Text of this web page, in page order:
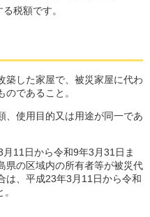
税額です。
築した家屋で、被災家屋に代わ
であること。
、使用目的又は用途が同一であ
11日から令和9年3月31日ま
県の区域内の所有者等が被災代
は、平成23年3月11日から令和